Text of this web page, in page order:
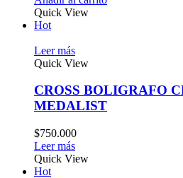
Quick View
Hot
Leer más
Quick View
CROSS BOLIGRAFO
MEDALIST
$750.000
Leer más
Quick View
Hot